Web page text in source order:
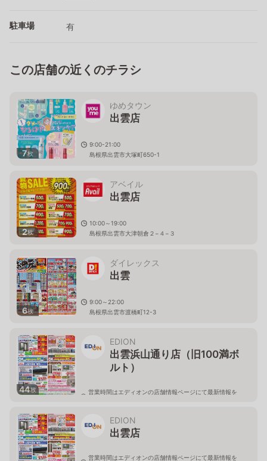
駐車場 有
この店舗の近くのチラシ
7枚
ゆめタウン
出雲店
9:00-21:00
島根県出雲市大塚町650-1
2枚
アベイル
出雲店
10:00～19:00
島根県出雲市大津朝倉２−４−３
6枚
ダイレックス
出雲
9:00～22:00
島根県出雲市渡橋町12-3
44枚
EDION
出雲浜山通り店（旧100満ボ
ルト）
営業時間はエディオンの店舗情報ページにて最新情報を
EDION
出雲店
営業時間はエディオンの店舗情報ページにて最新情報を